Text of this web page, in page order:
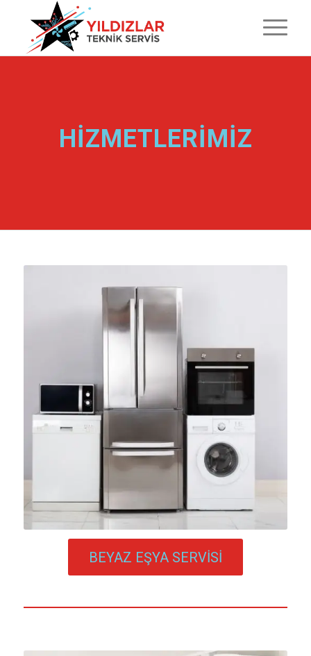
HİZMETLERİMİZ
BEYAZ EŞYA SERVİSİ